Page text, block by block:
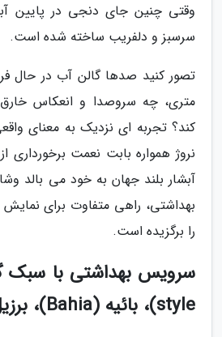
وقتی چنین جای دنجی در پایین
سرسبز و دلفریب ساخته شده است.
متری، چه سروصدا و انعکاس خارق
کند؟ تجربه ای نزدیک به معنای
آبشار بلند جهان به خود می بالد
بهداشتی، راهی متفاوت برای نمایش
را برگزیده است.
style)، بائیه (Bahia)، برزیل